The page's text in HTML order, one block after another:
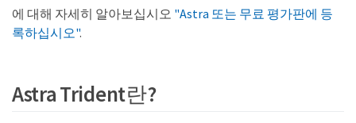
에 대해 자세히 알아보십시오 "Astra 또는 무료 평가판에 등
록하십시오".
Astra Trident란?